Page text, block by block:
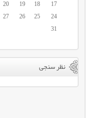
17
18
19
20
24
25
26
27
31
نظر سنجی